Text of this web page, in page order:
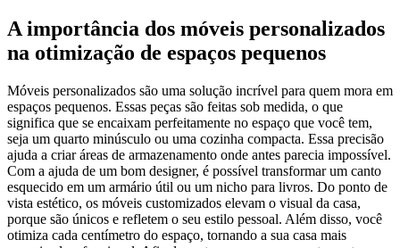
A importância dos móveis personalizados
na otimização de espaços pequenos
Móveis personalizados são uma solução incrível para quem mora em
espaços pequenos. Essas peças são feitas sob medida, o que
significa que se encaixam perfeitamente no espaço que você tem,
seja um quarto minúsculo ou uma cozinha compacta. Essa precisão
ajuda a criar áreas de armazenamento onde antes parecia impossível.
Com a ajuda de um bom designer, é possível transformar um canto
esquecido em um armário útil ou um nicho para livros. Do ponto de
vista estético, os móveis customizados elevam o visual da casa,
porque são únicos e refletem o seu estilo pessoal. Além disso, você
otimiza cada centímetro do espaço, tornando a sua casa mais